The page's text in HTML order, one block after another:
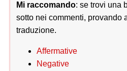
Mi raccomando: se trovi una
sotto nei commenti, provando
traduzione.
Affermative
Negative